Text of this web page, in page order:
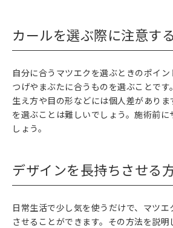
カールを選ぶ際に注意す
自分に合うマツエクを選ぶときのポイ
つげやまぶたに合うものを選ぶことで
生え方や目の形などには個人差があり
を選ぶことは難しいでしょう。施術前に
しょう。
デザインを長持ちさせる
日常生活で少し気を使うだけで、マツエ
させることができます。その方法を説明